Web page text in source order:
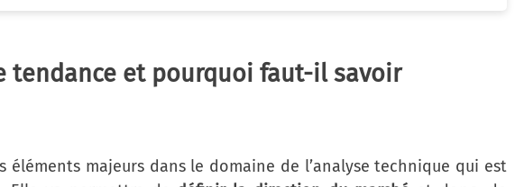
tendance et pourquoi faut-il savoir
éléments majeurs dans le domaine de l’analyse technique qui est